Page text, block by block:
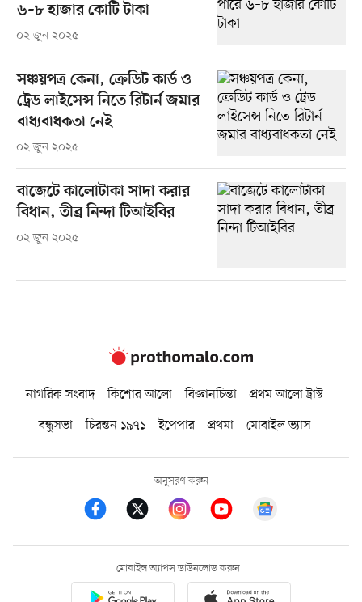
৬–৮ হাজার কোটি টাকা
০২ জুন ২০২৫
সঞ্চয়পত্র কেনা, ক্রেডিট কার্ড ও
ট্রেড লাইসেন্স নিতে রিটার্ন জমার
বাধ্যবাধকতা নেই
০২ জুন ২০২৫
বাজেটে কালোটাকা সাদা করার
বিধান, তীব্র নিন্দা টিআইবির
০২ জুন ২০২৫
নাগরিক সংবাদ কিশোর আলো বিজ্ঞানচিন্তা
প্রথম আলো ট্রাস্ট
বন্ধুসভা
চিরন্তন ১৯৭১ ইপেপার প্রথমা মোবাইল ভ্যাস
অনুসরণ করুন
মোবাইল অ্যাপস ডাউনলোড করুন